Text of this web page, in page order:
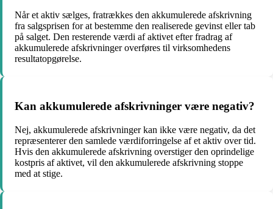
Når et aktiv sælges, fratrækkes den akkumulerede afskrivning
fra salgsprisen for at bestemme den realiserede gevinst eller tab
på salget. Den resterende værdi af aktivet efter fradrag af
akkumulerede afskrivninger overføres til virksomhedens
resultatopgørelse.
Kan akkumulerede afskrivninger være negativ?
Nej, akkumulerede afskrivninger kan ikke være negativ, da det
repræsenterer den samlede værdiforringelse af et aktiv over tid.
Hvis den akkumulerede afskrivning overstiger den oprindelige
kostpris af aktivet, vil den akkumulerede afskrivning stoppe
med at stige.